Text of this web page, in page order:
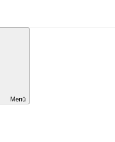
Menü